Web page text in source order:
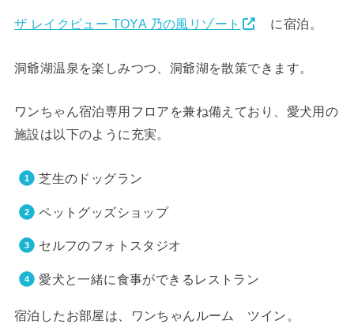
ザ レイクビュー TOYA 乃の風リゾート に宿泊。
洞爺湖温泉を楽しみつつ、洞爺湖を散策できます。
ワンちゃん宿泊専用フロアを兼ね備えており、愛犬用の
施設は以下のように充実。
芝生のドッグラン
ペットグッズショップ
セルフのフォトスタジオ
愛犬と一緒に食事ができるレストラン
宿泊したお部屋は、ワンちゃんルーム ツイン。